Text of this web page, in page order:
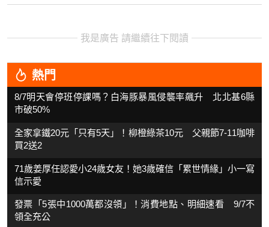
我是廣告 請繼續往下閱讀
熱門
8/7明天會停班停課嗎？白海豚暴風侵襲率飆升 北北基6縣
市破50%
全家拿鐵20元「只有5天」！柳橙綠茶10元 父親節7-11咖啡
買2送2
71歲姜厚任認愛小24歲女友！她3歲確信「累世情緣」小一寫
信示愛
發票「5張中1000萬都沒領」！消費地點、明細速看 9/7不
領全充公